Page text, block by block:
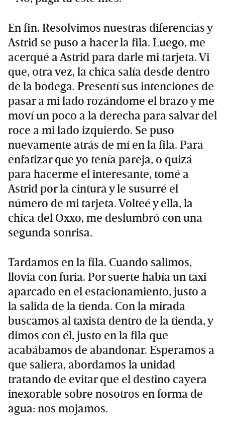
En fin. Resolvimos nuestras diferencias y
Astrid se puso a hacer la fila. Luego, me
acerqué a Astrid para darle mi tarjeta. Vi
que, otra vez, la chica salía desde dentro
de la bodega. Presentí sus intenciones de
pasar a mi lado rozándome el brazo y me
moví un poco a la derecha para salvar del
roce a mi lado izquierdo. Se puso
nuevamente atrás de mí en la fila. Para
enfatizar que yo tenía pareja, o quizá
para hacerme el interesante, tomé a
Astrid por la cintura y le susurré el
número de mi tarjeta. Volteé y ella, la
chica del Oxxo, me deslumbró con una
segunda sonrisa.
Tardamos en la fila. Cuando salimos,
llovía con furia. Por suerte había un taxi
aparcado en el estacionamiento, justo a
la salida de la tienda. Con la mirada
buscamos al taxista dentro de la tienda, y
dimos con él, justo en la fila que
acabábamos de abandonar. Esperamos a
que saliera, abordamos la unidad
tratando de evitar que el destino cayera
inexorable sobre nosotros en forma de
agua: nos mojamos.